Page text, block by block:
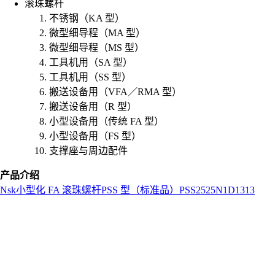
滚珠螺杆
不锈钢（KA 型）
微型细导程（MA 型）
微型细导程（MS 型）
工具机用（SA 型）
工具机用（SS 型）
搬送设备用（VFA／RMA 型）
搬送设备用（R 型）
小型设备用（传统 FA 型）
小型设备用（FS 型）
支撑座与周边配件
产品介绍
Nsk小型化 FA 滚珠螺杆PSS 型（标准品） PSS2525N1D1313